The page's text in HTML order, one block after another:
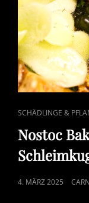
CAT
LINKS
SCHÄDLINGE &
Nostoc
POSTED
4. MÄRZ 2025